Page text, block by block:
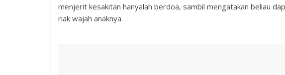
menjerit kesakitan hanyalah berdoa, sambil mengatakan beliau
riak wajah anaknya.